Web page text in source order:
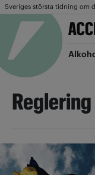
Sveriges största tidning om
Reglering